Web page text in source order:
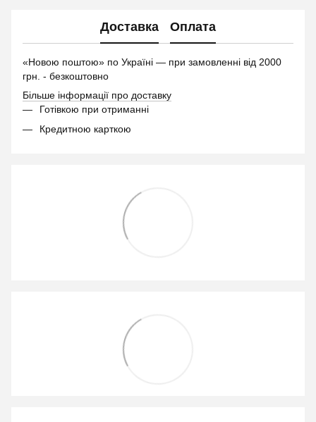
Доставка Оплата
«Новою поштою» по Україні — при замовленні від 2000
грн. - безкоштовно
Більше інформації про доставку
Готівкою при отриманні
Кредитною карткою